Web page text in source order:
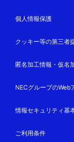
個人情報保護
クッキー等の第三者
匿名加工情報・仮名
NECグループのWeb
情報セキュリティ基
ご利用条件